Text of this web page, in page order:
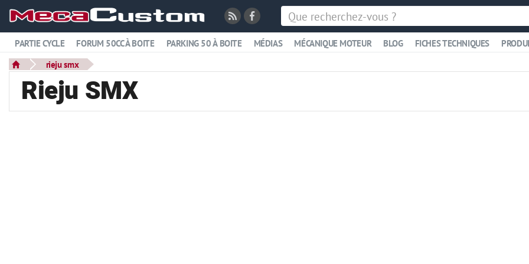
PARTIE CYCLE FORUM 50CC À BOITE PARKING 50 À BOITE MÉDIAS MÉCANIQUE MOTEUR BLOG FICHES TECHNIQUES
rieju smx
Rieju SMX